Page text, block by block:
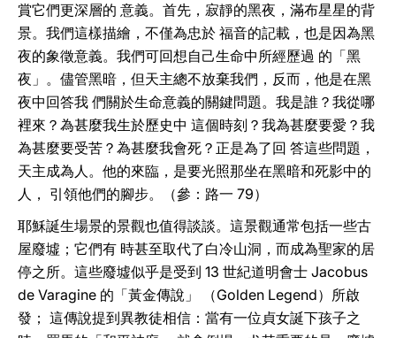
賞它們更深層的 意義。首先，寂靜的黑夜，滿布星星的背
景。我們這樣描繪，不僅為忠於 福音的記載，也是因為黑
夜的象徵意義。我們可回想自己生命中所經歷過 的「黑
夜」。儘管黑暗，但天主總不放棄我們，反而，他是在黑
夜中回答我 們關於生命意義的關鍵問題。我是誰？我從哪
裡來？為甚麼我生於歷史中 這個時刻？我為甚麼要愛？我
為甚麼要受苦？為甚麼我會死？正是為了回 答這些問題，
天主成為人。他的來臨，是要光照那坐在黑暗和死影中的
人， 引領他們的腳步。（參：路一 79）
耶穌誕生場景的景觀也值得談談。這景觀通常包括一些古
屋廢墟；它們有 時甚至取代了白冷山洞，而成為聖家的居
停之所。這些廢墟似乎是受到 13 世紀道明會士 Jacobus
de Varagine 的「黃金傳說」 （Golden Legend）所啟
發； 這傳說提到異教徒相信：當有一位貞女誕下孩子之